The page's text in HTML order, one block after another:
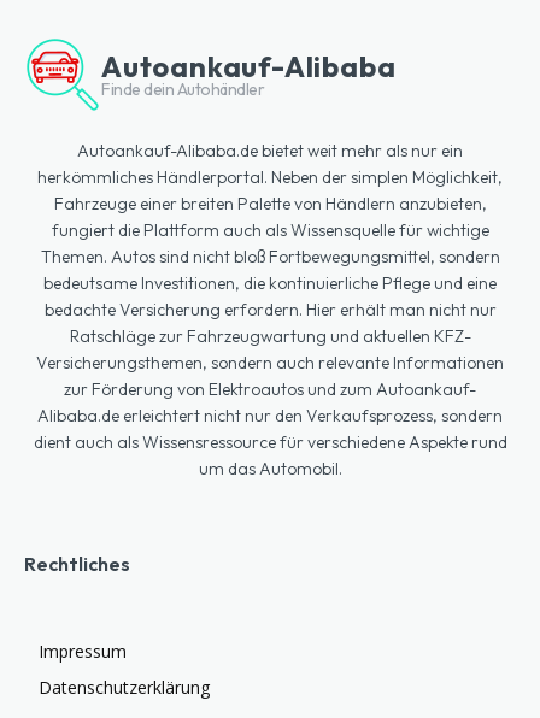
Autoankauf-Alibaba
Finde dein Autohändler
Autoankauf-Alibaba.de bietet weit mehr als nur ein
herkömmliches Händlerportal. Neben der simplen Möglichkeit,
Fahrzeuge einer breiten Palette von Händlern anzubieten,
fungiert die Plattform auch als Wissensquelle für wichtige
Themen. Autos sind nicht bloß Fortbewegungsmittel, sondern
bedeutsame Investitionen, die kontinuierliche Pflege und eine
bedachte Versicherung erfordern. Hier erhält man nicht nur
Ratschläge zur Fahrzeugwartung und aktuellen KFZ-
Versicherungsthemen, sondern auch relevante Informationen
zur Förderung von Elektroautos und zum Autoankauf-
Alibaba.de erleichtert nicht nur den Verkaufsprozess, sondern
dient auch als Wissensressource für verschiedene Aspekte rund
um das Automobil.
Rechtliches
Impressum
Datenschutzerklärung